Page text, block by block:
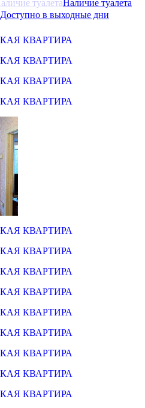
Наличие туалета
Доступно в выходные дни